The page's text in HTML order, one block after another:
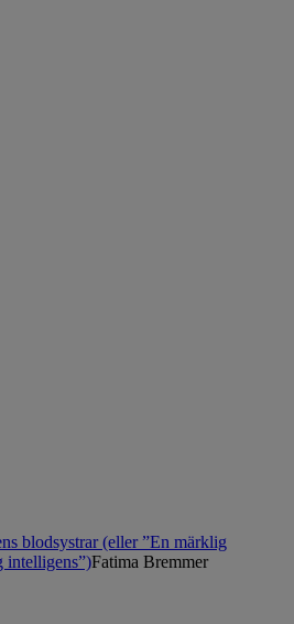
blodsystrar (eller ”En märklig
intelligens”)Fatima Bremmer